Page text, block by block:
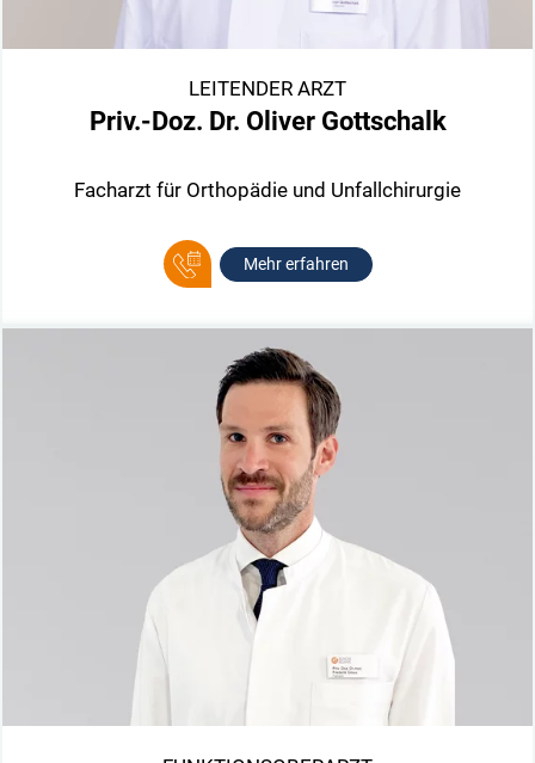
LEITENDER ARZT
Priv.-Doz. Dr. Oliver Gottschalk
Facharzt für Orthopädie und Unfallchirurgie
Mehr erfahren